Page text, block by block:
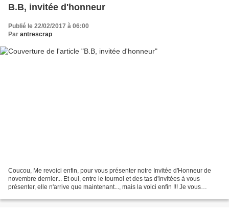
B.B, invitée d'honneur
Publié le 22/02/2017 à 06:00
Par antrescrap
Coucou, Me revoici enfin, pour vous présenter notre Invitée d'Honneur de
novembre dernier... Et oui, entre le tournoi et des tas d'invitées à vous
présenter, elle n'arrive que maintenant..., mais la voici enfin !!! Je vous